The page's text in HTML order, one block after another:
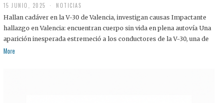
15 JUNIO, 2025 NOTICIAS
Hallan cadáver en la V-30 de Valencia, investigan causas Impactante
hallazgo en Valencia: encuentran cuerpo sin vida en plena autovía Una
aparición inesperada estremeció a los conductores de la V-30, una de
More